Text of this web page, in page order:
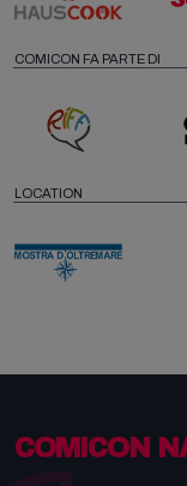
COMICON FA PARTE DI
LOCATION
COMICON